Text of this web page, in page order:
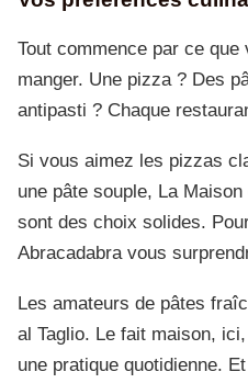
Tout commence par ce
manger. Une pizza ? Des
antipasti ? Chaque
Si vous aimez les pizzas
une pâte souple, La
sont des choix solides.
Abracadabra vous
Les amateurs de pâtes
al Taglio. Le fait maison,
une pratique quotidienne.